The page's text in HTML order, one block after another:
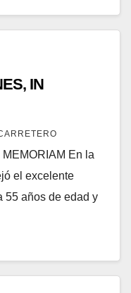
IN
En la
el excelente
55 años de edad y